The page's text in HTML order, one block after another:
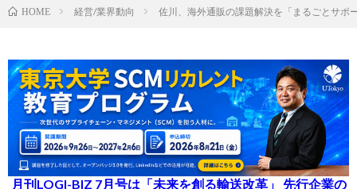
HOME 経営/業界動向 佐川、海外通販の課題解決を「まるごとサポ
月刊LOGI-BIZ 7月号は「未来を創る輸送改革」 先行企業の